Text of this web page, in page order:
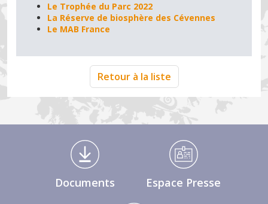
Le Trophée du Parc 2022
La Réserve de biosphère des Cévennes
Le MAB France
Retour à la liste
Médiathèque Footer
Documents Espace Presse